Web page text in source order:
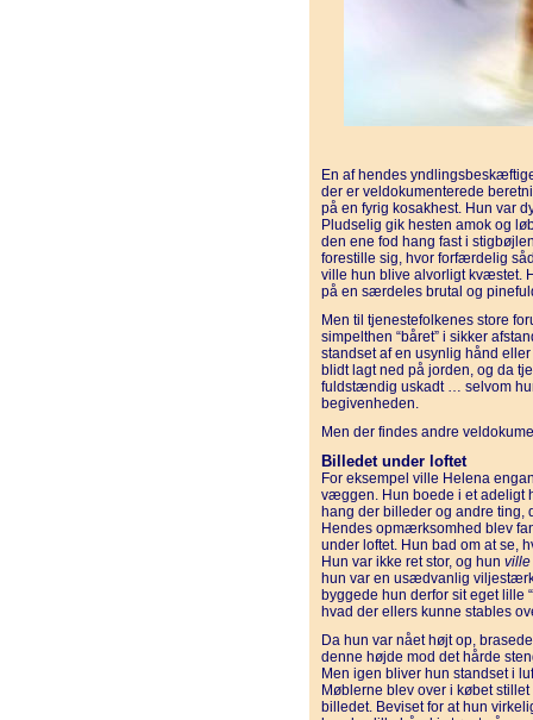
En af hendes
der er veldokumenterede
på en fyrig kosakhest. Hun var
Pludselig gik hesten amok og
den ene fod hang fast i
forestille sig, hvor forfærdelig
ville hun blive alvorligt kvæstet.
på en særdeles brutal og
Men til tjenestefolkenes store
simpelthen “båret” i sikker
standset af en usynlig hånd
blidt lagt ned på jorden, og da
fuldstændig uskadt … selvom
begivenheden.
Men der findes andre
Billedet under loftet
For eksempel ville Helena
væggen. Hun boede i et adeligt
hang der billeder og andre ting,
Hendes opmærksomhed blev
under loftet. Hun bad om at se,
Hun var ikke ret stor, og hun ville
hun var en usædvanlig
byggede hun derfor sit eget lille
hvad der ellers kunne stables
Da hun var nået højt op,
denne højde mod det hårde
Men igen bliver hun standset i
Møblerne blev over i købet
billedet. Beviset for at hun